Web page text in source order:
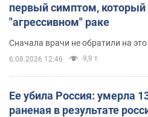
первый симптом, который
"агрессивном" раке
Сначала врачи не обратили на
6.08.2026 12:46 9,9 т.
Ее убила Россия: умерла
раненая в результате